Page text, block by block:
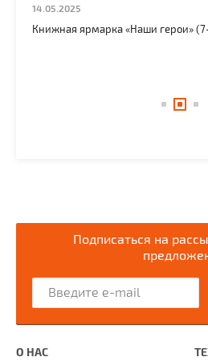
14.05.2025
Книжная ярмарка «Наши герои»
Подписаться на
О НАС